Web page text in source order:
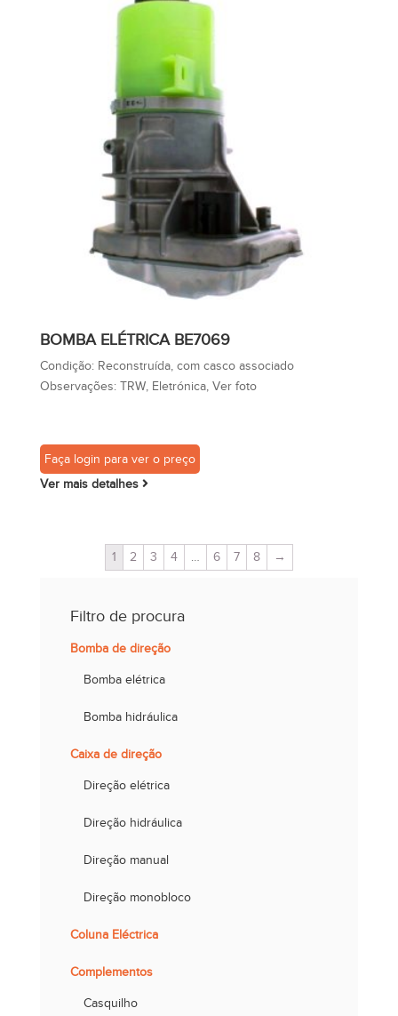
BOMBA ELÉTRICA BE7069
Condição: Reconstruída, com casco associado
Observações: TRW, Eletrónica, Ver foto
Faça login para ver o preço
Ver mais detalhes
1 2 3 4 6 7 8 →
Filtro de procura
Bomba de direção
Bomba elétrica
Bomba hidráulica
Caixa de direção
Direção elétrica
Direção hidráulica
Direção manual
Direção monobloco
Coluna Eléctrica
Complementos
Casquilho